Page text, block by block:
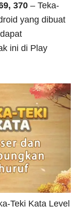
370 – Teka-
yang dibuat
ini di Play
Teki Kata Level